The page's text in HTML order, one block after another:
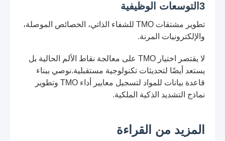
3التوسعات الوظيفية
تطوير مشتقات TMO للشفاء الذاتي، الخصائص الموصلة،
والإلكترونيات المرنة.
لا يقتصر اختيار TMO على معالجة نقاط الألم الحالية بل
يستعد أيضًا لتحديثات تكنولوجية مستقبلية.نوصي ببناء
قاعدة بيانات للمواد لتسجيل معايير أداء TMO وتطوير
نماذج التشديد الذكية الملكية.
المزيد من القراءة